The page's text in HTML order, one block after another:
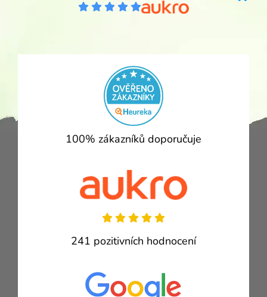
100% zákazníků doporučuje
241 pozitivních hodnocení